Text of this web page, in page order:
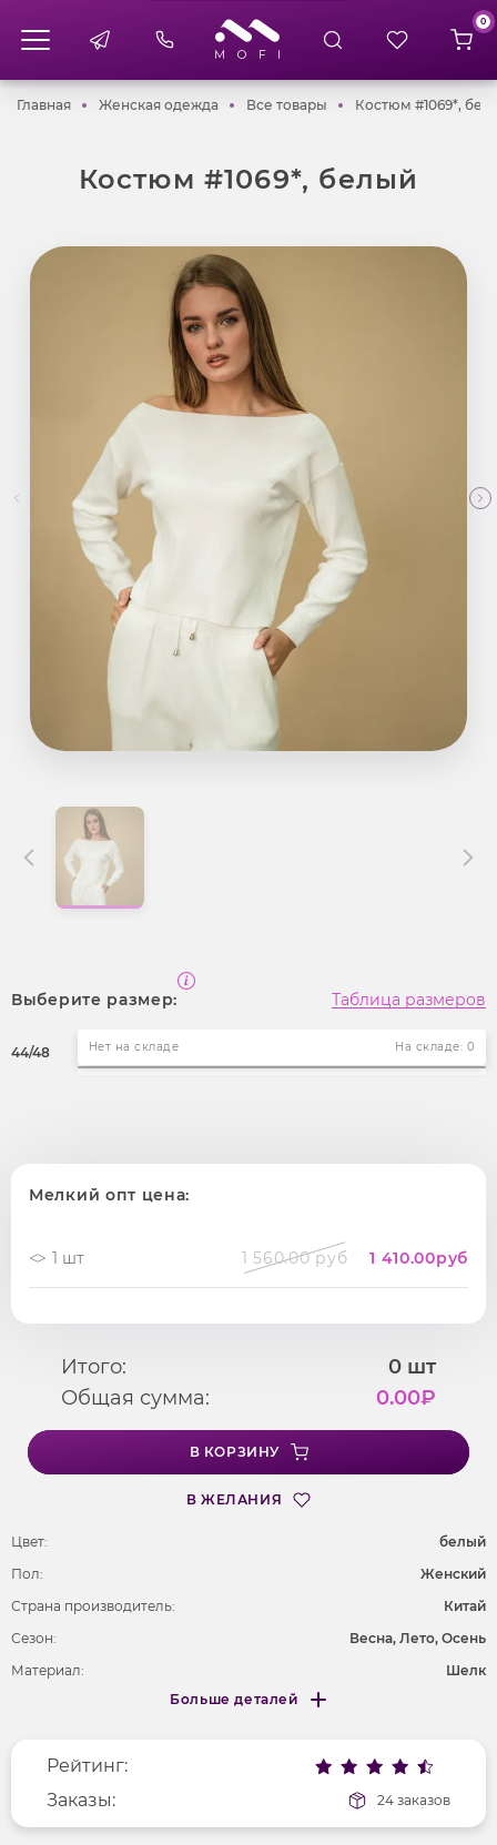
0
ГлавнаяГлавнаяЖенская одежда Женская одежда
Все товары Все товары
Костюм #1069*,
Костюм #1069*, белый
Выберите размер: Таблица размеров
44/48 Нет на складе На складе: 0
Мелкий опт цена:
1 шт 1 560.00 руб 1 410.00руб
Итого: 0 шт
Общая сумма:
0.00₽
В КОРЗИНУ
В ЖЕЛАНИЯ
Цвет:
белый
Пол:
Женский
Страна производитель:
Китай
Сезон:
Весна, Лето, Осень
Материал:
Шелк
Вырез горловины
на одно плечо
Рисунок
без рисунка
Фактура материала
трикотажный
Больше деталей
Меньше деталей
Рейтинг:
Заказы:
24 заказов